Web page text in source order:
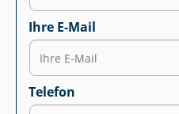
Ihre E-Mail
Telefon